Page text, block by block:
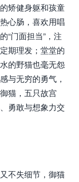
矫健身躯和孩童
心肠，喜欢用唱
“门面担当”，注
期理发；堂堂的
的野猫也毫无怨
与无穷的勇气，
猫，五只故宫
勇敢与想象力交
不失细节，御猫